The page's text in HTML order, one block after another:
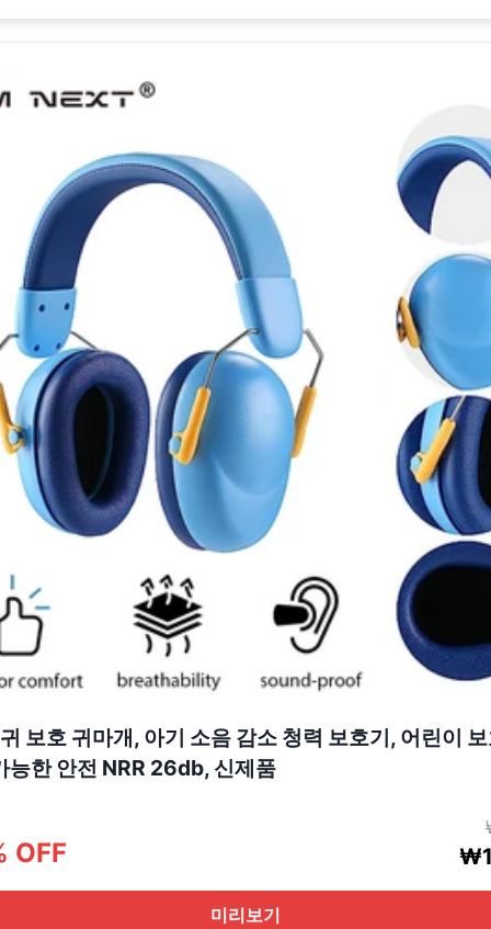
보호 귀마개, 아기 소음 감소 청력 보호기, 어린이
능한 안전 NRR 26db, 신제품
OFF
미리보기